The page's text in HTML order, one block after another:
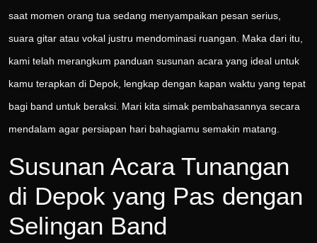
saat momen orang tua sedang menyampaikan pesan serius,
suara gitar atau vokal justru mendominasi ruangan. Maka dari itu,
kami telah merangkum panduan susunan acara yang ideal untuk
kamu terapkan di Depok, lengkap dengan kapan waktu yang tepat
bagi band untuk beraksi. Mari kita simak pembahasannya secara
mendalam agar persiapan hari bahagiamu semakin matang.
Susunan Acara Tunangan
di Depok yang Pas dengan
Selingan Band